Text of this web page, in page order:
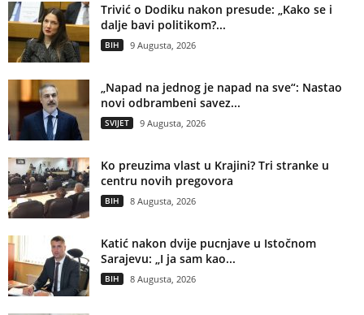
Trivić o Dodiku nakon presude: „Kako se i
dalje bavi politikom?...
BIH 9 Augusta, 2026
„Napad na jednog je napad na sve“: Nastao
novi odbrambeni savez...
SVIJET 9 Augusta, 2026
Ko preuzima vlast u Krajini? Tri stranke u
centru novih pregovora
BIH 8 Augusta, 2026
Katić nakon dvije pucnjave u Istočnom
Sarajevu: „I ja sam kao...
BIH 8 Augusta, 2026